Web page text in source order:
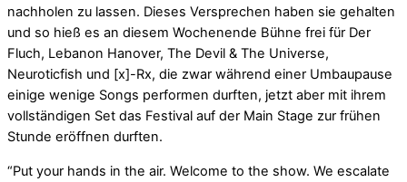
nachholen zu lassen. Dieses Versprechen haben sie gehalten
und so hieß es an diesem Wochenende Bühne frei für Der
Fluch, Lebanon Hanover, The Devil & The Universe,
Neuroticfish und [x]-Rx, die zwar während einer Umbaupause
einige wenige Songs performen durften, jetzt aber mit ihrem
vollständigen Set das Festival auf der Main Stage zur frühen
Stunde eröffnen durften.
“Put your hands in the air. Welcome to the show. We escalate